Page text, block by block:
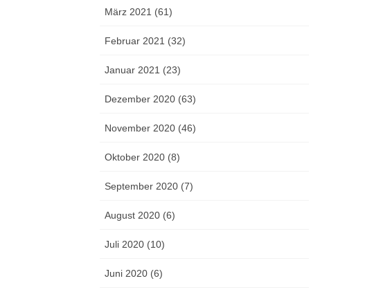
März 2021 (61)
Februar 2021 (32)
Januar 2021 (23)
Dezember 2020 (63)
November 2020 (46)
Oktober 2020 (8)
September 2020 (7)
August 2020 (6)
Juli 2020 (10)
Juni 2020 (6)